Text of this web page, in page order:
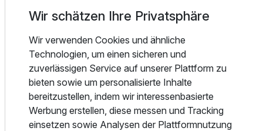
Einzelzimmer
1 Erwachsenen
Ausstattung
Sollten Sie die Gegend entlang der Elbe auf dem
bekannten Elbradweg erkunden wollen, stehen Ihnen
hoteleigene Fahrräder zur Ausleihe zur Verfügung. Ob
kulturelle Sehenswürdigkeiten, gezielte Ausflugsfahrten
oder individuelle Tagestouren - egal welche
Freizeitgestaltung Sie suchen, wir beraten Sie gern.
Übrigens stehen Ihnen direkt am Haus ausreichend
Parkplätze kostenlos zur Verfügung.
Wir schätzen Ihre Privatsphäre
Wir verwenden Cookies und ähnliche
Technologien, um einen sicheren und
zuverlässigen Service auf unserer Plattform zu
bieten sowie um personalisierte Inhalte
bereitzustellen, indem wir interessenbasierte
Werbung erstellen, diese messen und Tracking
einsetzen sowie Analysen der Plattformnutzung